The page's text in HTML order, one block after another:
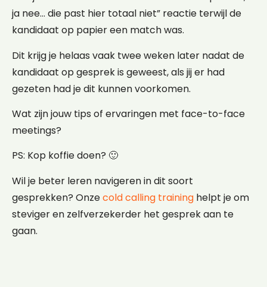
ja nee… die past hier totaal niet” reactie terwijl de
kandidaat op papier een match was.
Dit krijg je helaas vaak twee weken later nadat de
kandidaat op gesprek is geweest, als jij er had
gezeten had je dit kunnen voorkomen.
Wat zijn jouw tips of ervaringen met face-to-face
meetings?
PS: Kop koffie doen? 🙂
Wil je beter leren navigeren in dit soort
gesprekken? Onzecold calling training helpt je om
steviger en zelfverzekerder het gesprek aan te
gaan.